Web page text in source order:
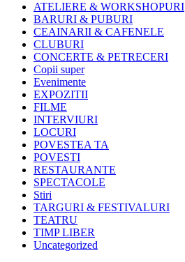
ATELIERE & WORKSHOPURI
BARURI & PUBURI
CEAINARII & CAFENELE
CLUBURI
CONCERTE & PETRECERI
Copii super
Evenimente
EXPOZITII
FILME
INTERVIURI
LOCURI
POVESTEA TA
POVESTI
RESTAURANTE
SPECTACOLE
Stiri
TARGURI & FESTIVALURI
TEATRU
TIMP LIBER
Uncategorized